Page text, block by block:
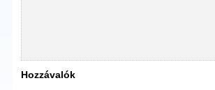
Hozzávalók